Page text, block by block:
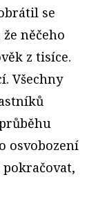
se
něčeho
z tisíce.
Všechny
osvobození